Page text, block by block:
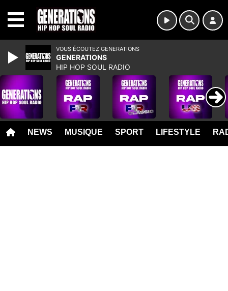
NEWS MUSIQUE SPORT LIFESTYLE
VOUS ÉCOUTEZ GENERATIONS
GENERATIONS
HIP HOP SOUL RADIO